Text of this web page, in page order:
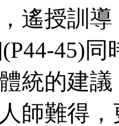
遙授訓
45)
統的建
師難得